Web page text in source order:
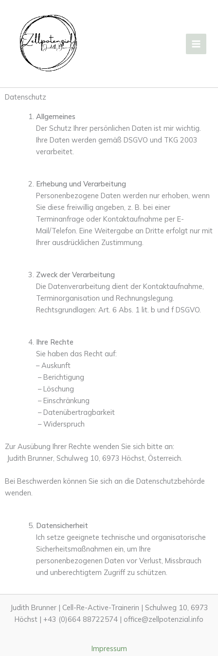
springen
Datenschutz
Allgemeines
Der Schutz Ihrer persönlichen Daten ist mir wichtig.
Ihre Daten werden gemäß DSGVO und TKG 2003
verarbeitet.
Erhebung und Verarbeitung
Personenbezogene Daten werden nur erhoben, wenn
Sie diese freiwillig angeben, z. B. bei einer
Terminanfrage oder Kontaktaufnahme per E-
Mail/Telefon. Eine Weitergabe an Dritte erfolgt nur mit
Ihrer ausdrücklichen Zustimmung.
Zweck der Verarbeitung
Die Datenverarbeitung dient der Kontaktaufnahme,
Terminorganisation und Rechnungslegung.
Rechtsgrundlagen: Art. 6 Abs. 1 lit. b und f DSGVO.
Ihre Rechte
Sie haben das Recht auf:
– Auskunft
– Berichtigung
– Löschung
– Einschränkung
– Datenübertragbarkeit
– Widerspruch
Zur Ausübung Ihrer Rechte wenden Sie sich bitte an:
Judith Brunner, Schulweg 10, 6973 Höchst, Österreich.
Bei Beschwerden können Sie sich an die Datenschutzbehörde
wenden.
Datensicherheit
Ich setze geeignete technische und organisatorische
Sicherheitsmaßnahmen ein, um Ihre
personenbezogenen Daten vor Verlust, Missbrauch
und unberechtigtem Zugriff zu schützen.
Judith Brunner | Cell-Re-Active-Trainerin | Schulweg 10, 6973
Höchst | +43 (0)664 88722574 | office@zellpotenzial.info
Impressum